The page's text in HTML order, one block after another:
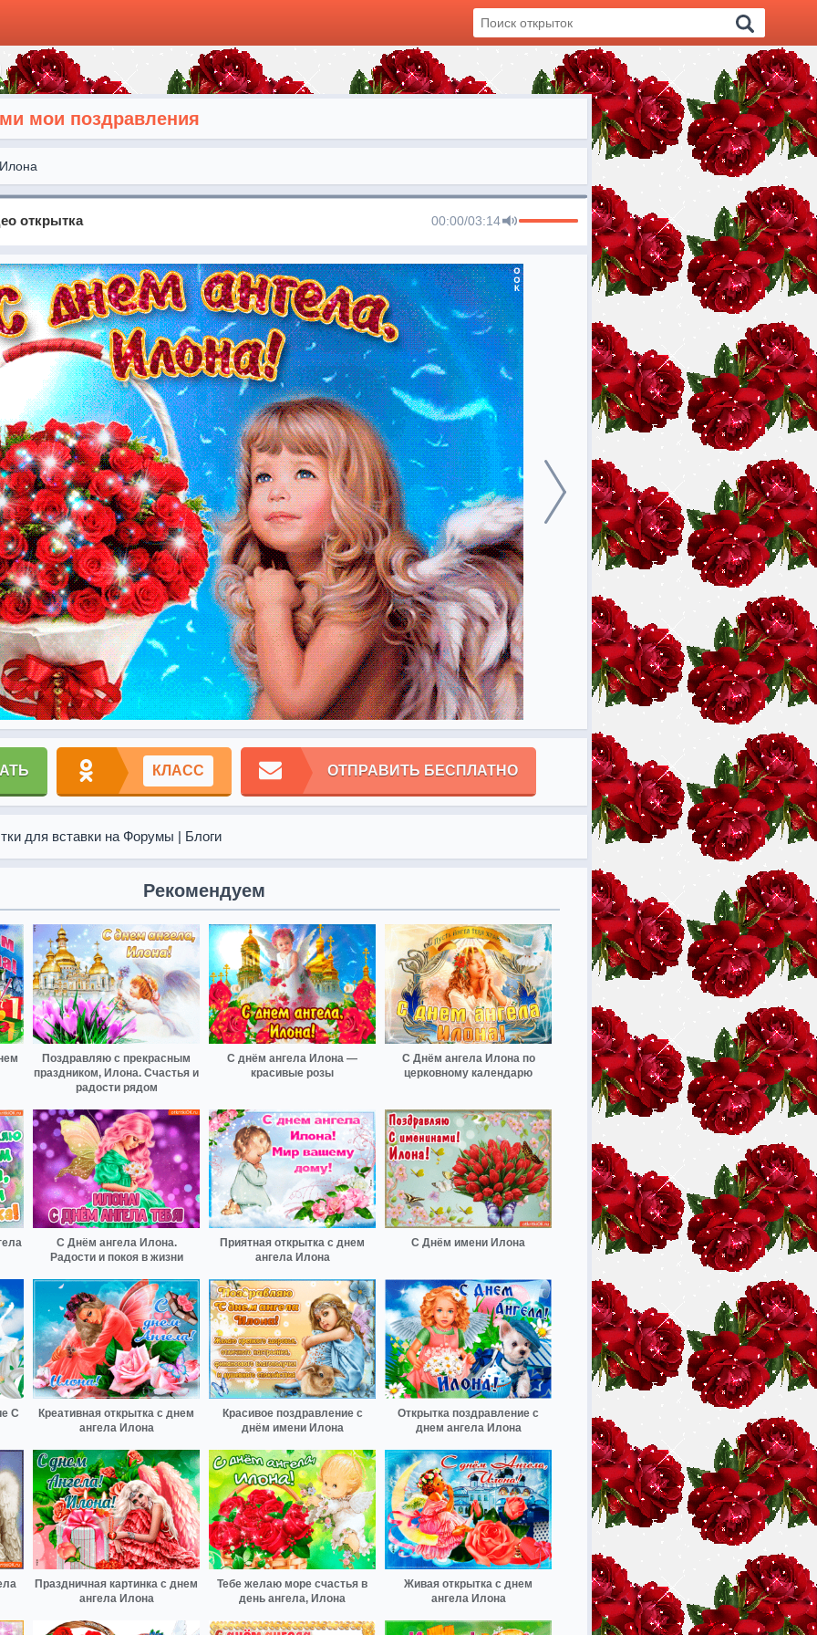
мои поздравления
Илона
открытка 00:00/03:14
КЛАСС ОТПРАВИТЬ БЕСПЛАТНО
для вставки на Форумы | Блоги
Рекомендуем
Поздравляю с прекрасным
праздником, Илона. Счастья и
радости рядом
С днём ангела Илона —
красивые розы
С Днём ангела Илона по
церковному календарю
С Днём ангела Илона.
Радости и покоя в жизни
Приятная открытка с днем
ангела Илона
С Днём имени Илона
С
Креативная открытка с днем
ангела Илона
Красивое поздравление с
днём имени Илона
Открытка поздравление с
днем ангела Илона
Праздничная картинка с днем
ангела Илона
Тебе желаю море счастья в
день ангела, Илона
Живая открытка с днем
ангела Илона